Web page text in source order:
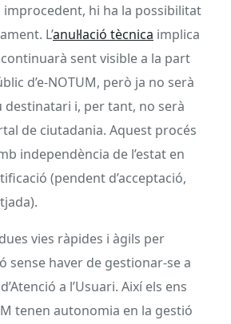
hi ha la possibilitat
L’anul·lació tècnica implica
sent visible a la part
d’e-NOTUM, però ja no serà
destinatari i, per tant, no serà
de ciutadania. Aquest procés
independència de l’estat en
(pendent d’acceptació,
vies ràpides i àgils per
sense haver de gestionar-se a
a l’Usuari. Així els ens
tenen autonomia en la gestió